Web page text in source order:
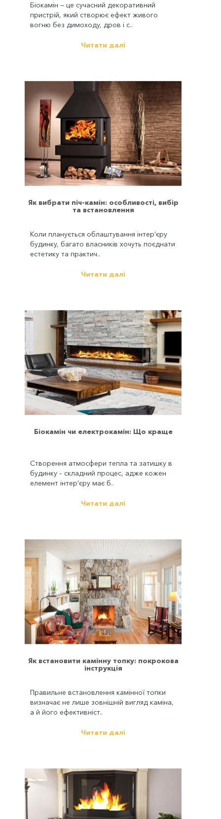
Біокамін — це сучасний декоративний
пристрій, який створює ефект живого
вогню без димоходу, дров і с..
Читати далі
Як вибрати піч-камін: особливості, вибір
та встановлення
Коли планується облаштування інтер’єру
будинку, багато власників хочуть поєднати
естетику та практич..
Читати далі
Біокамін чи електрокамін: Що краще
Створення атмосфери тепла та затишку в
будинку – складний процес, адже кожен
елемент інтер’єру має б..
Читати далі
Як встановити камінну топку: покрокова
інструкція
Правильне встановлення камінної топки
визначає не лише зовнішній вигляд каміна,
а й його ефективніст..
Читати далі